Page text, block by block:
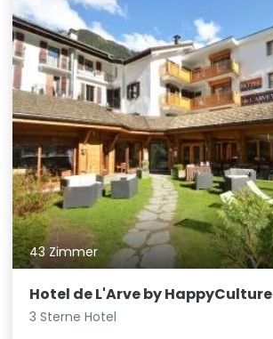
43 Zimmer
Hotel de L'Arve by HappyCulture
3 Sterne Hotel